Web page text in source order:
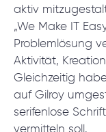
aktiv
„We Make IT
Problemlösung
Aktivität,
Gleichzeitig
auf Gilroy
serifenlose